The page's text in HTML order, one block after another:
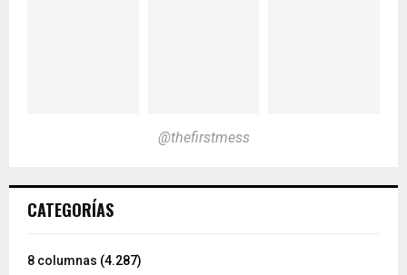
@thefirstmess
CATEGORÍAS
8 columnas (4.287)